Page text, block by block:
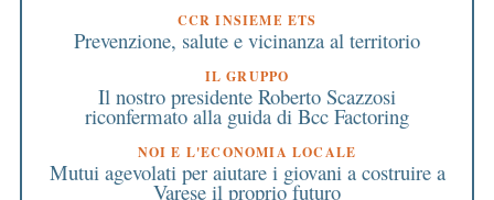
CCR INSIEME ETS
Prevenzione, salute e vicinanza al territorio
IL GRUPPO
Il nostro presidente Roberto Scazzosi
riconfermato alla guida di Bcc Factoring
NOI E L'ECONOMIA LOCALE
Mutui agevolati per aiutare i giovani a costruire a
Varese il proprio futuro